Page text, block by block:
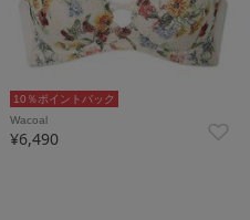
10％ポイントバック
Wacoal
¥6,490